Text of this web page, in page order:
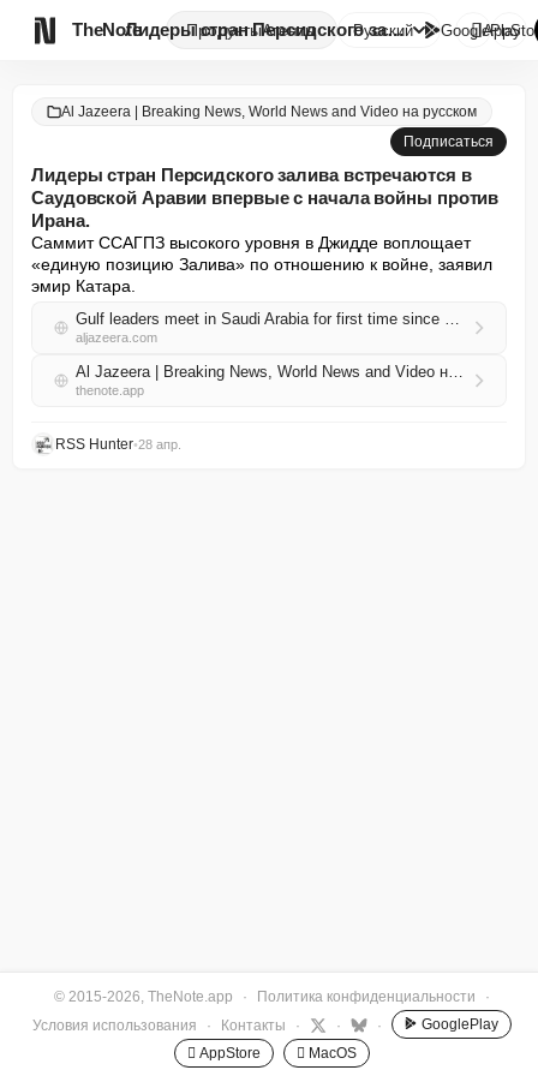
TheNote ПродуктыАгенты Лидеры стран Персидского залив...
Русский GooglePlay

Al Jazeera | Breaking News, World News and Video на русском
Подписаться
Лидеры стран Персидского залива встречаются в
Саудовской Аравии впервые с начала войны против
Ирана.
Саммит ССАГПЗ высокого уровня в Джидде воплощает
«единую позицию Залива» по отношению к войне, заявил
эмир Катара.
Gulf leaders meet in Saudi Arabia for first time since start of war on Iran
aljazeera.com
Al Jazeera | Breaking News, World News and Video на русском RSS
thenote.app
RSS Hunter•28 апр.
© 2015-2026, TheNote.app · Политика конфиденциальности
·
Условия использования
· Контакты · · ·
GooglePlay
 AppStore
 MacOS